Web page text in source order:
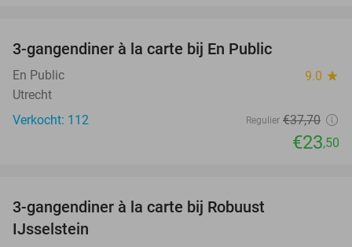
3-gangendiner à la carte bij En Public
En Public 9.0 star
Utrecht
Verkocht: 112
Regulier €37,70
€23,50
3-gangendiner à la carte bij Robuust
IJsselstein